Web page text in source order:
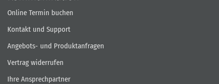
Online Termin buchen
Kontakt und Support
Angebots- und Produktanfragen
Vertrag widerrufen
Ihre Ansprechpartner